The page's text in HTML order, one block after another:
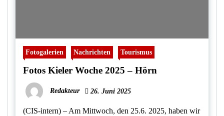
Fotogalerien Nachrichten Tourismus
Fotos Kieler Woche 2025 – Hörn
Redakteur 26. Juni 2025
(CIS-intern) – Am Mittwoch, den 25.6. 2025, haben wir